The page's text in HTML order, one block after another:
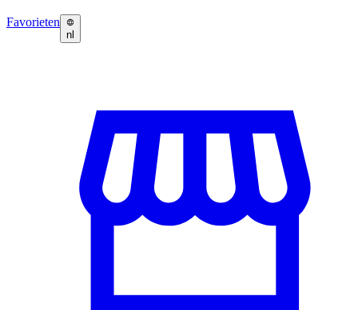
Favorieten
nl